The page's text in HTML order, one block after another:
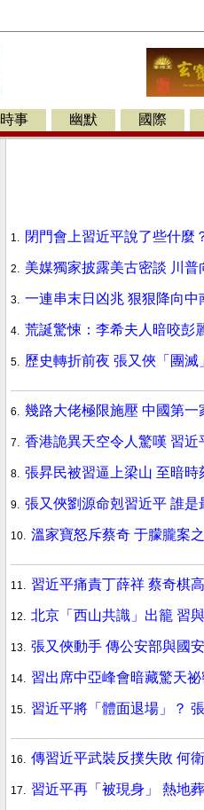
時事 幽默 國際
1. 閉門會上習近平說了些什麼
2. 美媒獨家披露美古密談 川
3. 一連串末日凶兆 狠狠降向中
4. 荒誕驚悚：李希夫人暗咬彭
5. 歷史轉折前夜 張又俠「團滅
6. 幾路大佬極限施壓 中國第一
7. 香港詭異天空令人驚嘆 習近
8. 張昇民被習逼上梁山 至暗時
9. 張又俠劉源命剋習近平 誰是
10. 溫家寶怒斥蔡奇 于朦朧案
11. 習近平痛責丁薛祥 蔡奇棋
12. 北京「西山共識」出籠 習
13. 張又俠動手 傳公安部與國
14. 習出席中亞峰會暗藏驚天
15. 習近平將「體面退場」？
16. 傳習近平武裝反撲失敗 何
17. 習近平再「被現身」 熱地